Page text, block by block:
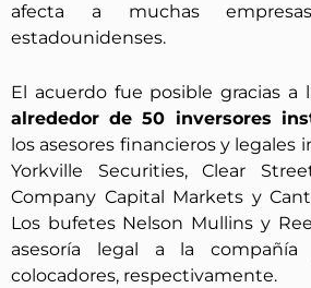
afecta a muchas
estadounidenses.
El acuerdo fue posible gracias a
alrededor de 50 inversores
los asesores financieros y legales
Yorkville Securities, Clear
Company Capital Markets y
Los bufetes Nelson Mullins y
asesoría legal a la
colocadores, respectivamente.